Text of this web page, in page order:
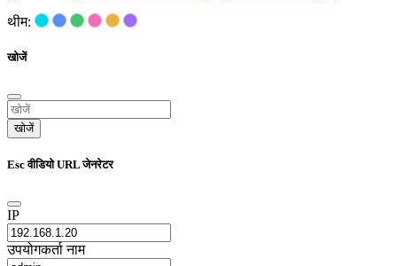
थीम:
खोजें
खोजें
Esc वीडियो URL जेनरेटर
IP
उपयोगकर्ता नाम